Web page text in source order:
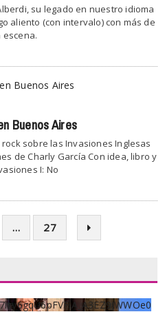
su legado en nuestro idioma
aliento (con intervalo) con más de
escena.
Buenos Aires
sobre las Invasiones Inglesas
de Charly García Con idea, libro y
I: No
… 27